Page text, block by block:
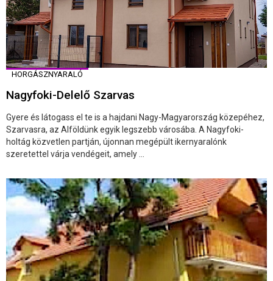
HORGÁSZNYARALÓ
Nagyfoki-Delelő Szarvas
Gyere és látogass el te is a hajdani Nagy-Magyarország közepéhez,
Szarvasra, az Alföldünk egyik legszebb városába. A Nagyfoki-
holtág közvetlen partján, újonnan megépült ikernyaralónk
szeretettel várja vendégeit, amely ...